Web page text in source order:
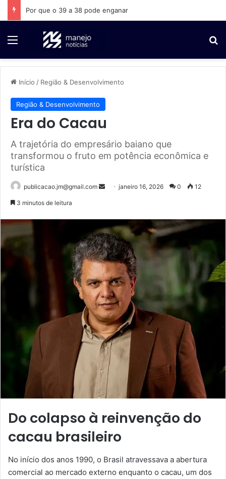
Por que o 39 a 38 pode enganar
Início / Região & Desenvolvimento
Região & Desenvolvimento
Era do Cacau
A trajetória do empresário baiano que
transformou o fruto em potência econômica e
turística
publicacao.jm@gmail.com
e
u
m
e
-
m
a
i
l
janeiro 16, 2026 0 12
3 minutos de leitura
Do colapso à reinvenção do
cacau brasileiro
No início dos anos 1990, o Brasil atravessava a abertura
comercial ao mercado externo enquanto o cacau, um dos